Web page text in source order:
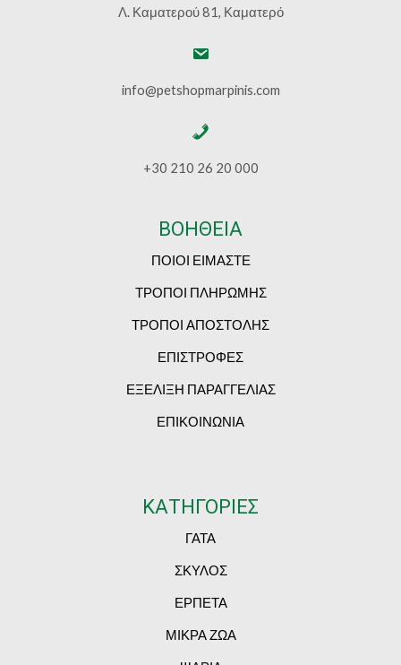
Λ. Καματερού 81, Καματερό
info@petshopmarpinis.com
+30 210 26 20 000
ΒΟΗΘΕΙΑ
ΠΟΙΟΙ ΕΙΜΑΣΤΕ
ΤΡΟΠΟΙ ΠΛΗΡΩΜΗΣ
ΤΡΟΠΟΙ ΑΠΟΣΤΟΛΗΣ
ΕΠΙΣΤΡΟΦΕΣ
ΕΞΕΛΙΞΗ ΠΑΡΑΓΓΕΛΙΑΣ
ΕΠΙΚΟΙΝΩΝΙΑ
ΚΑΤΗΓΟΡΙΕΣ
ΓΑΤΑ
ΣΚΥΛΟΣ
ΕΡΠΕΤΑ
ΜΙΚΡΑ ΖΩΑ